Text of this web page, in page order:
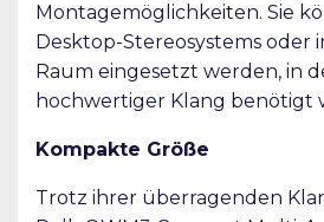
Montagemöglichkeiten. Sie
Desktop-Stereosystems oder
Raum eingesetzt werden, in
hochwertiger Klang benötigt
Kompakte Größe
Trotz ihrer überragenden